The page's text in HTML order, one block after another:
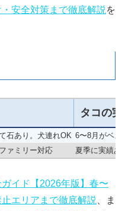
安全対策まで徹底解説 を
タコの実
石あり。犬連れOK 6〜8月がベス
ァミリー対応 夏季に実績あ
イド【2026年版】春〜
エリアまで徹底解説
、ま